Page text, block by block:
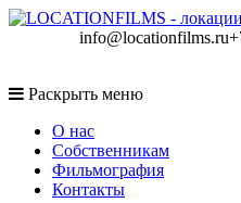
info@locationfilms.ru
Раскрыть меню
O нас
Собственникам
Фильмография
Контакты